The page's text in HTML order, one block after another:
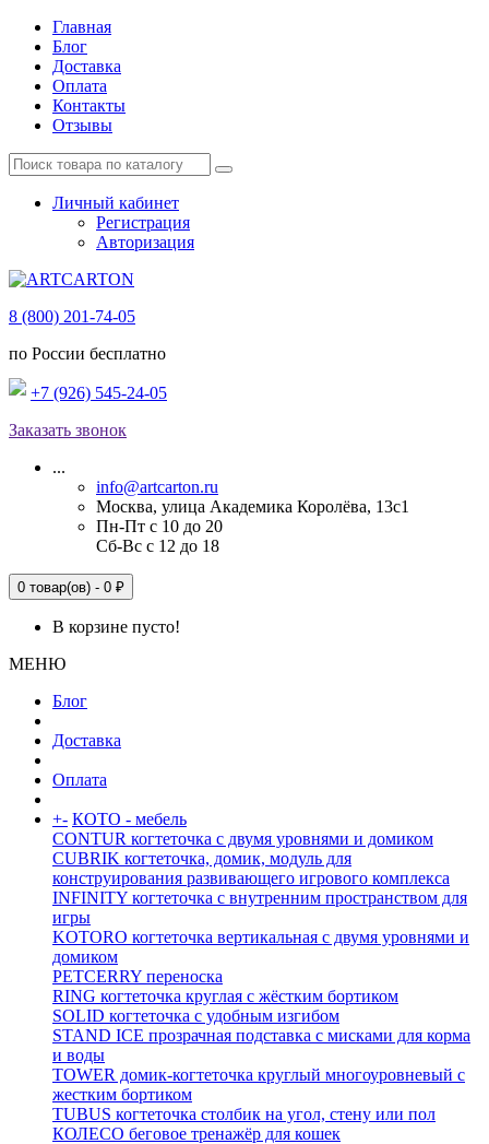
Главная
Блог
Доставка
Оплата
Контакты
Отзывы
Личный кабинет
Регистрация
Авторизация
8 (800) 201-74-05
по России бесплатно
+7 (926) 545-24-05
Заказать звонок
...
info@artcarton.ru
Москва, улица Академика Королёва, 13с1
Пн-Пт с 10 до 20
Сб-Вс с 12 до 18
0 товар(ов) - 0 ₽
В корзине пусто!
МЕНЮ
Блог
Доставка
Оплата
+- КОТО - мебель
CONTUR когтеточка с двумя уровнями и домиком
CUBRIK когтеточка, домик, модуль для
конструирования развивающего игрового комплекса
INFINITY когтеточка с внутренним пространством для
игры
KOTORO когтеточка вертикальная с двумя уровнями и
домиком
PETCERRY переноска
RING когтеточка круглая с жёстким бортиком
SOLID когтеточка с удобным изгибом
STAND ICE прозрачная подставка с мисками для корма
и воды
TOWER домик-когтеточка круглый многоуровневый с
жестким бортиком
TUBUS когтеточка столбик на угол, стену или пол
КОЛЕСО беговое тренажёр для кошек